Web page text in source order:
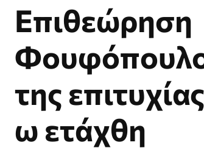
Επιθεώρηση
της
ω ετάχθη